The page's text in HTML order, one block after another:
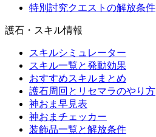
特別討究クエストの解放条件
護石・スキル情報
スキルシミュレーター
スキル一覧と発動効果
おすすめスキルまとめ
護石周回とリセマラのやり方
神おま早見表
神おまチェッカー
装飾品一覧と解放条件